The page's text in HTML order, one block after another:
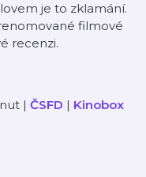
je to zklamání.
filmové
recenzi.
| ČSFD | Kinobox